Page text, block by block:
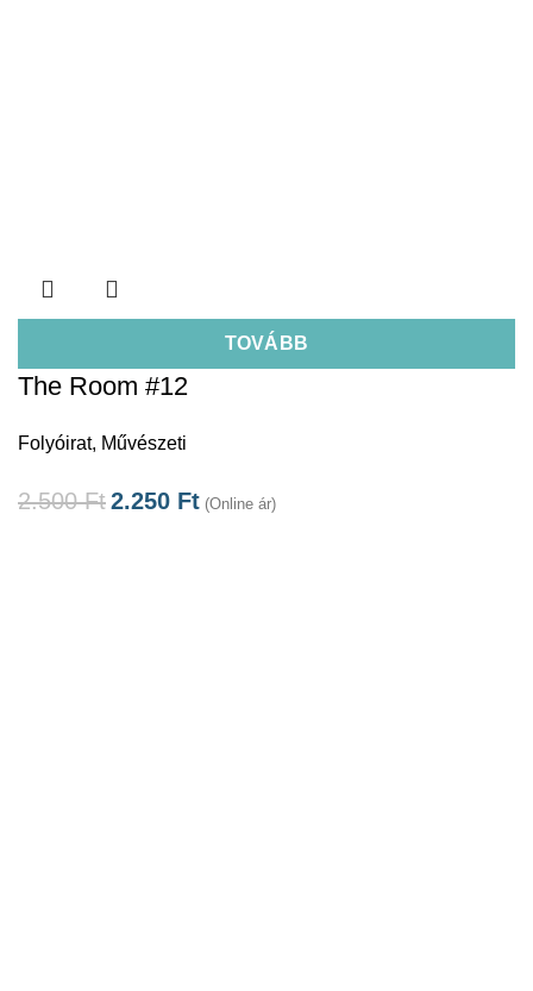
TOVÁBB
The Room #12
Folyóirat, Művészeti
2.500Ft2.250 Ft (Online ár)